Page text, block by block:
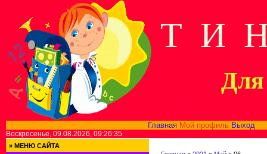
Т И
Для
Главная Мой профиль Выход
Воскресенье, 09.08.2026, 09:26:35
» МЕНЮ САЙТА